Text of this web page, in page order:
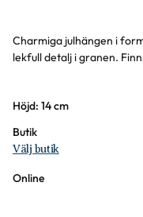
Charmiga julhängen i
lekfull detalj i granen.
Varianter
Höjd: 14 cm
Butik
Välj butik
Online